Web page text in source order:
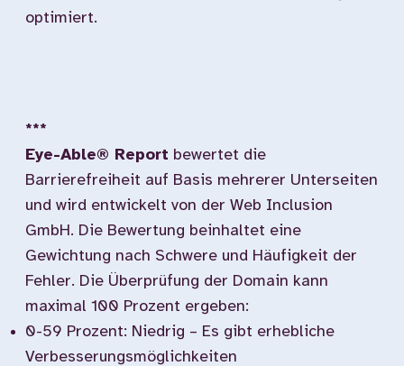
optimiert.
***
Eye-Able® Report bewertet die
Barrierefreiheit auf Basis mehrerer Unterseiten
und wird entwickelt von der Web Inclusion
GmbH. Die Bewertung beinhaltet eine
Gewichtung nach Schwere und Häufigkeit der
Fehler. Die Überprüfung der Domain kann
maximal 100 Prozent ergeben:
0-59 Prozent: Niedrig – Es gibt erhebliche
Verbesserungsmöglichkeiten